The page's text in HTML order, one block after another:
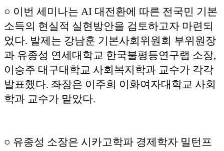
○ 이번 세미나는 AI 대전환에 따른 전국민 기본
소득의 현실적 실현방안을 검토하고자 마련되
었다. 발제는 강남훈 기본사회위원회 부위원장
과 유종성 연세대학교 한국불평등연구랩 소장,
이승주 대구대학교 사회복지학과 교수가 각각
발표했다. 좌장은 이주희 이화여자대학교 사회
학과 교수가 맡았다.
○ 유종성 소장은 시카고학파 경제학자 밀턴프